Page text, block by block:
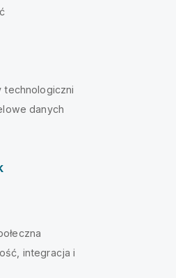
technologiczni
danych
integracja i